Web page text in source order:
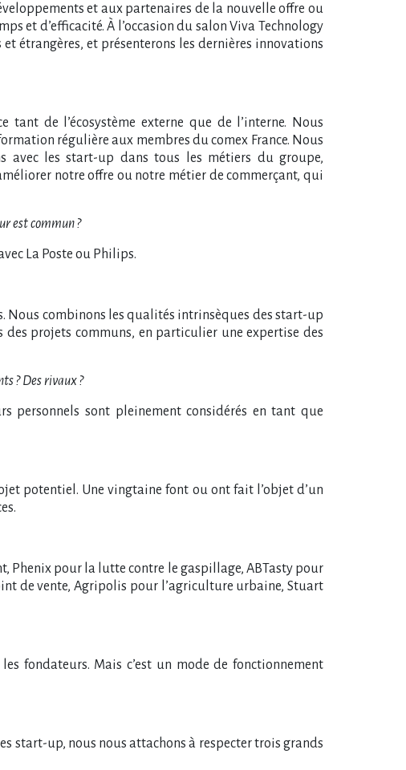
et aux partenaires de la nouvelle offre ou
et d’efficacité. À l’occasion du salon Viva Technology
étrangères, et présenterons les dernières innovations
de l’écosystème externe que de l’interne. Nous
régulière aux membres du comex France. Nous
les start-up dans tous les métiers du groupe,
notre offre ou notre métier de commerçant, qui
est commun ?
La Poste ou Philips.
Nous combinons les qualités intrinsèques des start-up
projets communs, en particulier une expertise des
? Des rivaux ?
personnels sont pleinement considérés en tant que
potentiel. Une vingtaine font ou ont fait l’objet d’un
Phenix pour la lutte contre le gaspillage, ABTasty pour
de vente, Agripolis pour l’agriculture urbaine, Stuart
fondateurs. Mais c’est un mode de fonctionnement
start-up, nous nous attachons à respecter trois grands